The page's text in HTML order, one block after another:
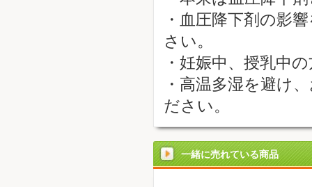
・血圧降下剤の影
さい。
・妊娠中、授乳中
・高温多湿を避け
ださい。
一緒に売れている商品